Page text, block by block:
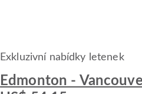
Exkluzivní nabídky letenek
Edmonton -